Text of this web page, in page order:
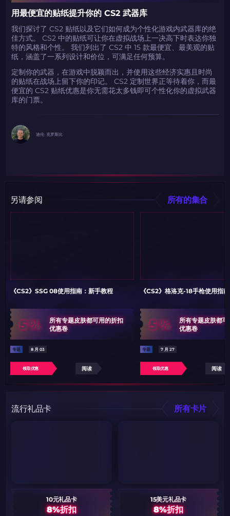
用最便宜的贴纸提升你的 CS2 武器库
我们探讨了 CS2 贴纸以及它们如何成为个性化游戏内武器库的绝
佳方式。 CS2 中的贴纸可让你在虚拟战场上一决高下时表达你独
特的风格和个性。 我们列出了 CS2 中 15 款最便宜、最美观的贴
纸，涵盖了一系列设计和价位，可满足任何预算。
定制你的武器，在游戏中脱颖而出，并使用这些经济实惠且时尚
的贴纸在战场上留下你的印记。 CS2 定制世界正等待着你，而最
便宜的 CS2 贴纸优惠是你无需花太多钱即可个性化你的虚拟武器
库的门票。
迪伦· 克罗斯比
另请参阅 所有的集合
《CS2》SSG 08使用指南：新手教程
5%
所有专题皮肤都可用的折扣
优惠卷
专题 8 月 03
领取优惠 阅读
《CS2》格洛克-18手枪使用指
5%
所有专题皮肤都
优惠卷
专题 7 月 27
领取优惠 阅读
流行礼品卡 所有卡片
10元礼品卡
8%折扣
15美元礼品卡
8%折扣